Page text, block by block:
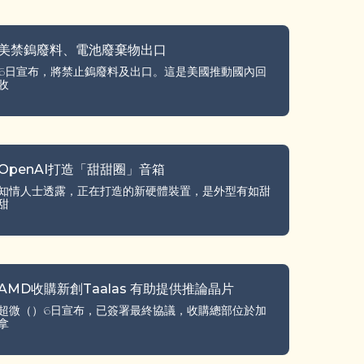
禁鎢廢料、電池廢棄物出口
日宣布，將禁止鎢廢料及出口。這是美國推動國內回
打造「甜甜圈」音箱
情人士透露，正在打造的新硬體裝置，是外型有如甜
收購新創Taalas 有助提供推論晶片
微（）6日宣布，已簽署最終協議，收購總部位於加